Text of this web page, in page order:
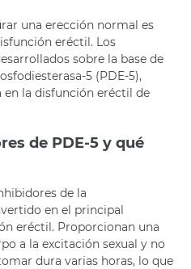
una erección normal es
eréctil. Los
sobre la base de
5 (PDE-5),
la disfunción eréctil de
de PDE-5 y qué
de la
en el principal
eréctil. Proporcionan una
a la excitación sexual y no
dura varias horas, lo que